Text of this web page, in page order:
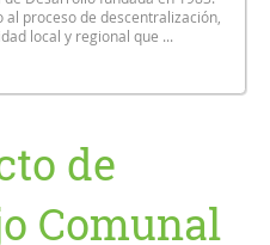
proceso de descentralización,
local y regional que ...
de
Comunal